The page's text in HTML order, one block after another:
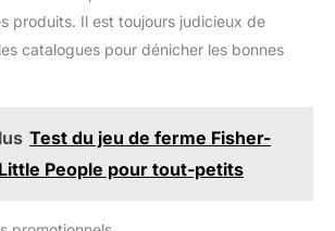
produits. Il est toujours judicieux de
catalogues pour dénicher les bonnes
Test du jeu de ferme Fisher-
People pour tout-petits